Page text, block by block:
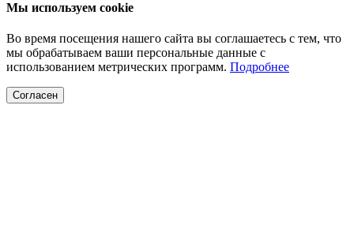
Мы используем cookie
Во время посещения нашего сайта вы соглашаетесь с тем, что
мы обрабатываем ваши персональные данные с
использованием метрических программ. Подробнее
Согласен